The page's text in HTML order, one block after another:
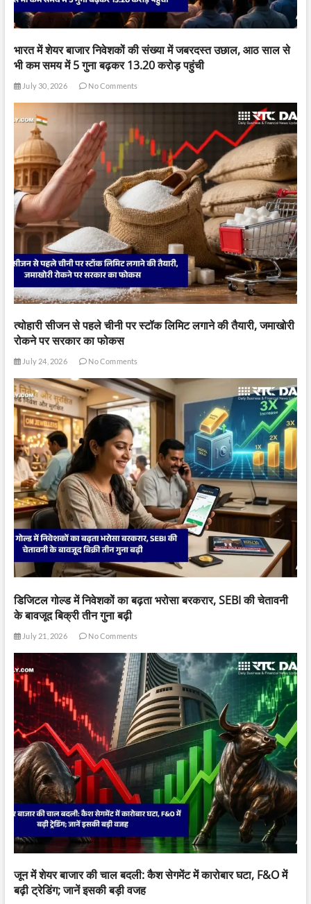
भारत में शेयर बाजार निवेशकों की संख्या में जबरदस्त उछाल, आठ साल से
भी कम समय में 5 गुना बढ़कर 13.20 करोड़ पहुंची
July 30, 2026 No Comments
त्योहारी सीजन से पहले चीनी पर स्टॉक लिमिट लगाने की तैयारी, जमाखोरी
रोकने पर सरकार का फोकस
July 24, 2026 No Comments
डिजिटल गोल्ड में निवेशकों का बढ़ता भरोसा बरकरार, SEBI की चेतावनी
के बावजूद बिक्री तीन गुना बढ़ी
July 21, 2026 No Comments
जून में शेयर बाजार की चाल बदली: कैश सेगमेंट में कारोबार घटा, F&O में
बढ़ी ट्रेडिंग; जानें इसकी बड़ी वजह